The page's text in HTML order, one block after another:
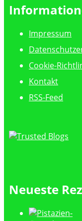
Impressum
Cookie-
Kontakt
RSS-Feed
Neueste